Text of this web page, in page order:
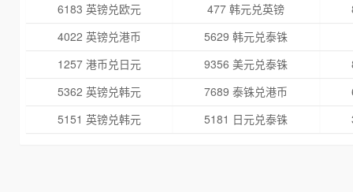
6183 英镑兑欧元 477 韩元兑英镑
4022 英镑兑港币
5629 韩元兑泰铢
1257 港币兑日元
9356 美元兑泰铢
5362 英镑兑韩元
7689 泰铢兑港币
5151 英镑兑韩元
5181 日元兑泰铢